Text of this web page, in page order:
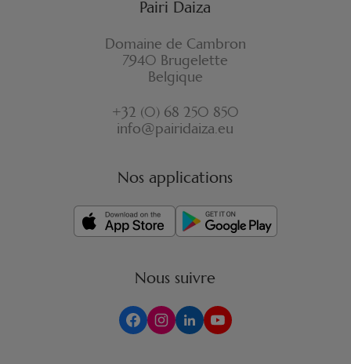
Pairi Daiza
Domaine de Cambron
7940 Brugelette
Belgique
+32 (0) 68 250 850
info@pairidaiza.eu
Nos applications
Nous suivre